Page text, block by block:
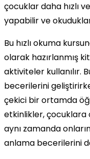
çocuklar daha hızlı
yapabilir ve
Bu hızlı okuma
olarak hazırlanmış
aktiviteler kullanılır.
becerilerini
çekici bir ortamda
etkinlikler, çocuklara
aynı zamanda
anlama becerilerini